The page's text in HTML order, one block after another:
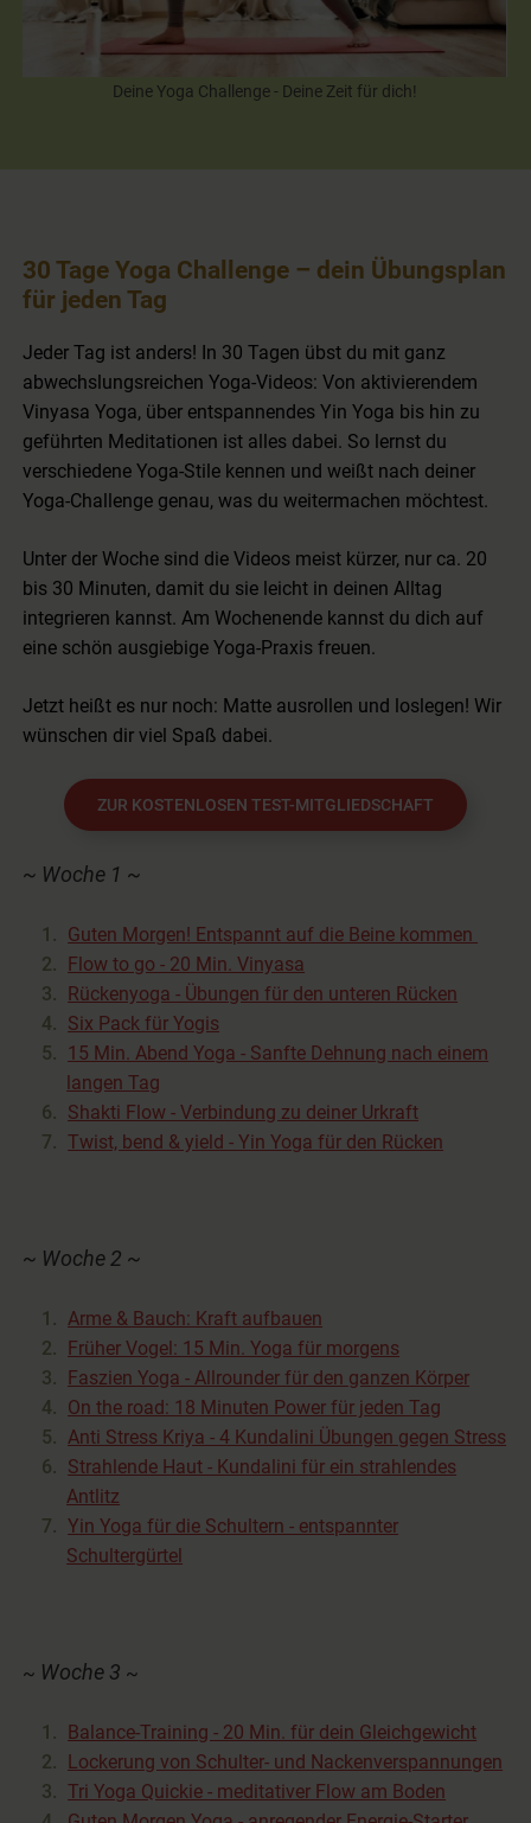
Deine Yoga Challenge - Deine Zeit für dich!
30 Tage Yoga Challenge – dein Übungsplan
für jeden Tag
Jeder Tag ist anders! In 30 Tagen übst du mit ganz
abwechslungsreichen Yoga-Videos: Von aktivierendem
Vinyasa Yoga, über entspannendes Yin Yoga bis hin zu
geführten Meditationen ist alles dabei. So lernst du
verschiedene Yoga-Stile kennen und weißt nach deiner
Yoga-Challenge genau, was du weitermachen möchtest.
Unter der Woche sind die Videos meist kürzer, nur ca. 20
bis 30 Minuten, damit du sie leicht in deinen Alltag
integrieren kannst. Am Wochenende kannst du dich auf
eine schön ausgiebige Yoga-Praxis freuen.
Jetzt heißt es nur noch: Matte ausrollen und loslegen! Wir
wünschen dir viel Spaß dabei.
ZUR KOSTENLOSEN TEST-MITGLIEDSCHAFT
~ Woche 1 ~
Guten Morgen! Entspannt auf die Beine kommen
Flow to go - 20 Min. Vinyasa
Rückenyoga - Übungen für den unteren Rücken
Six Pack für Yogis
15 Min. Abend Yoga - Sanfte Dehnung nach einem
langen Tag
Shakti Flow - Verbindung zu deiner Urkraft
Twist, bend & yield - Yin Yoga für den Rücken
~ Woche 2 ~
Arme & Bauch: Kraft aufbauen
Früher Vogel: 15 Min. Yoga für morgens
Faszien Yoga - Allrounder für den ganzen Körper
On the road: 18 Minuten Power für jeden Tag
Anti Stress Kriya - 4 Kundalini Übungen gegen Stress
Strahlende Haut - Kundalini für ein strahlendes
Antlitz
Yin Yoga für die Schultern - entspannter
Schultergürtel
~ Woche 3 ~
Balance-Training - 20 Min. für dein Gleichgewicht
Lockerung von Schulter- und Nackenverspannungen
Tri Yoga Quickie - meditativer Flow am Boden